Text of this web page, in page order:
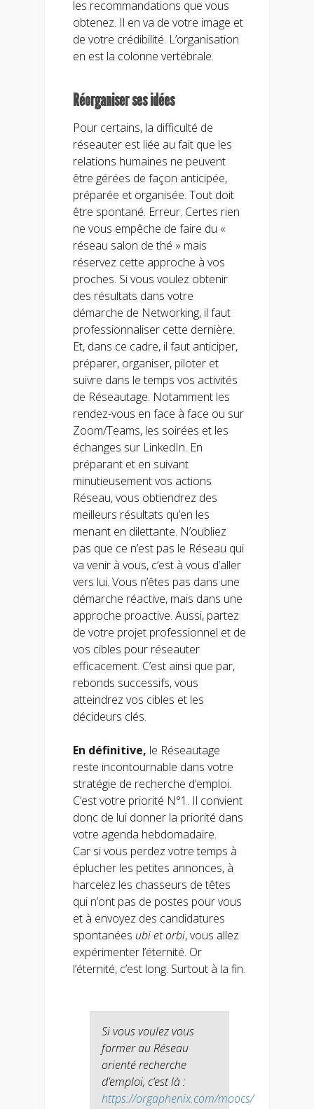
les recommandations que vous
obtenez. Il en va de votre image et
de votre crédibilité. L’organisation
en est la colonne vertébrale.
Réorganiser ses idées
Pour certains, la difficulté de
réseauter est liée au fait que les
relations humaines ne peuvent
être gérées de façon anticipée,
préparée et organisée. Tout doit
être spontané. Erreur. Certes rien
ne vous empêche de faire du «
réseau salon de thé » mais
réservez cette approche à vos
proches. Si vous voulez obtenir
des résultats dans votre
démarche de Networking, il faut
professionnaliser cette dernière.
Et, dans ce cadre, il faut anticiper,
préparer, organiser, piloter et
suivre dans le temps vos activités
de Réseautage. Notamment les
rendez-vous en face à face ou sur
Zoom/Teams, les soirées et les
échanges sur LinkedIn. En
préparant et en suivant
minutieusement vos actions
Réseau, vous obtiendrez des
meilleurs résultats qu’en les
menant en dilettante. N’oubliez
pas que ce n’est pas le Réseau qui
va venir à vous, c’est à vous d’aller
vers lui. Vous n’êtes pas dans une
démarche réactive, mais dans une
approche proactive. Aussi, partez
de votre projet professionnel et de
vos cibles pour réseauter
efficacement. C’est ainsi que par,
rebonds successifs, vous
atteindrez vos cibles et les
décideurs clés.
En définitive, le Réseautage
reste incontournable dans votre
stratégie de recherche d’emploi.
C’est votre priorité N°1. Il convient
donc de lui donner la priorité dans
votre agenda hebdomadaire.
Car si vous perdez votre temps à
éplucher les petites annonces, à
harcelez les chasseurs de têtes
qui n’ont pas de postes pour vous
et à envoyez des candidatures
spontanées ubi et orbi, vous allez
expérimenter l’éternité. Or
l’éternité, c’est long. Surtout à la fin.
Si vous voulez vous
former au Réseau
orienté recherche
d’emploi, c’est là :
https://orgaphenix.com/moocs/